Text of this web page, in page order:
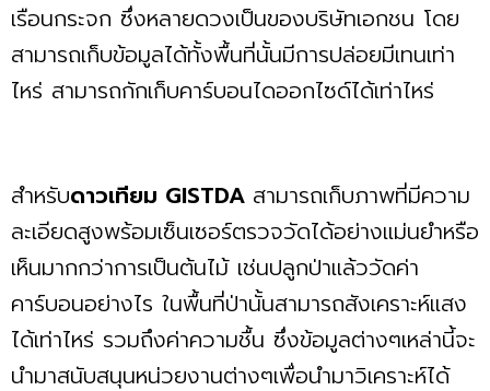
เรือนกระจก ซึ่งหลายดวงเป็นของบริษัทเอกชน โดย
สามารถเก็บข้อมูลได้ทั้งพื้นที่นั้นมีการปล่อยมีเทนเท่า
ไหร่ สามารถกักเก็บคาร์บอนไดออกไซด์ได้เท่าไหร่
สำหรับดาวเทียม GISTDA สามารถเก็บภาพที่มีความ
ละเอียดสูงพร้อมเซ็นเซอร์ตรวจวัดได้อย่างแม่นยำหรือ
เห็นมากกว่าการเป็นต้นไม้ เช่นปลูกป่าแล้ววัดค่า
คาร์บอนอย่างไร ในพื้นที่ป่านั้นสามารถสังเคราะห์แสง
ได้เท่าไหร่ รวมถึงค่าความชื้น ซึ่งข้อมูลต่างๆเหล่านี้จะ
นำมาสนับสนุนหน่วยงานต่างๆเพื่อนำมาวิเคราะห์ได้